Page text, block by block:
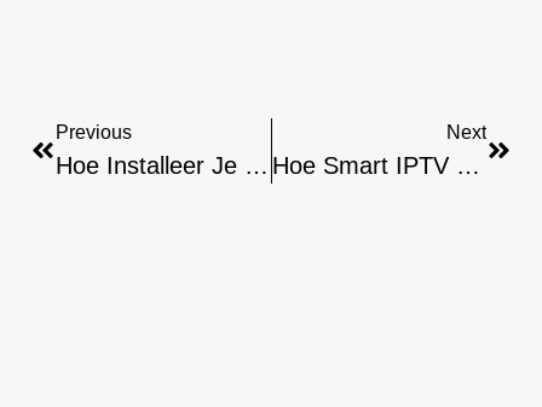
Previous
Hoe Installeer Je GSE Smart Op Linux Stap Voor Stap
Next
Hoe Smart IPTV Op Linux Te Installeren: Een Gids